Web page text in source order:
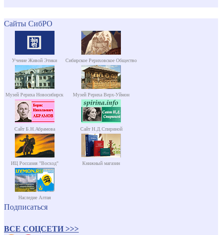
Сайты СибРО
Учение Живой Этики Сибирское Рериховское Общество
Музей Рериха Новосибирск Музей Рериха Верх-Уймон
Сайт Б.Н.Абрамова Сайт Н.Д.Спириной
ИЦ Россазия "Восход" Книжный магазин
Наследие Алтая
Подписаться
ВСЕ СОЦСЕТИ >>>